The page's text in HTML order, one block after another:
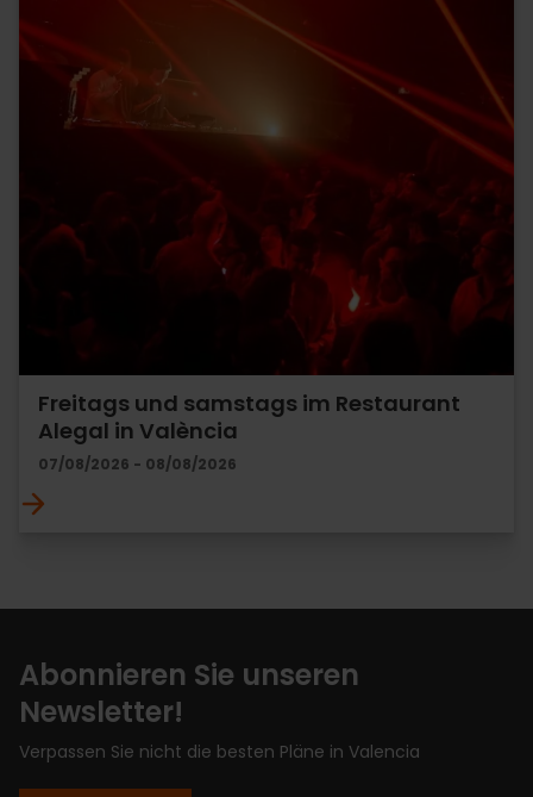
Freitags und samstags im Restaurant
Alegal in València
07/08/2026 - 08/08/2026
Abonnieren Sie unseren
Newsletter!
Verpassen Sie nicht die besten Pläne in Valencia